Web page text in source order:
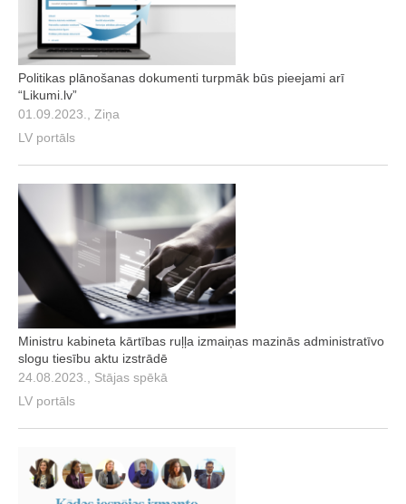
Politikas plānošanas dokumenti turpmāk būs pieejami arī
“Likumi.lv”
01.09.2023., Ziņa
LV portāls
Ministru kabineta kārtības ruļļa izmaiņas mazinās administratīvo
slogu tiesību aktu izstrādē
24.08.2023., Stājas spēkā
LV portāls